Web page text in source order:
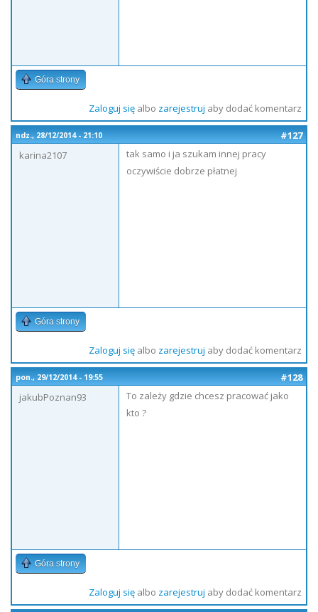
Góra strony
Zaloguj sięalbo zarejestruj aby dodać komentarz
ndz., 28/12/2014 - 21:10
#127
karina2107
tak samo i ja szukam innej pracy
oczywiście dobrze płatnej
Góra strony
Zaloguj sięalbo zarejestruj aby dodać komentarz
pon., 29/12/2014 - 19:55
#128
jakubPoznan93
To zależy gdzie chcesz pracować jako
kto ?
Góra strony
Zaloguj sięalbo zarejestruj aby dodać komentarz